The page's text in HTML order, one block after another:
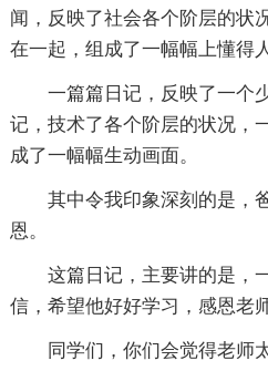
闻，反映了社会各个阶层的状
在一起，组成了一幅幅上懂得
一篇篇日记，反映了一个
记，技术了各个阶层的状况，
成了一幅幅生动画面。
其中令我印象深刻的是
恩。
这篇日记，主要讲的是，
信，希望他好好学习，感恩老师
同学们，你们会觉得老师